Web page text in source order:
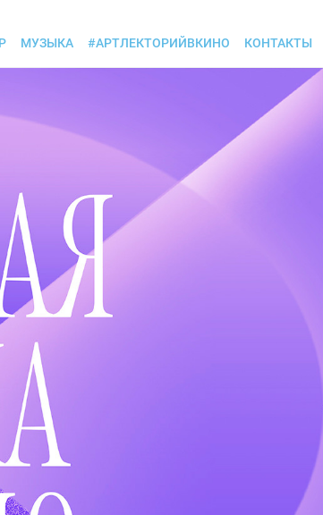
МУЗЫКА #АРТЛЕКТОРИЙВКИНО КОНТАКТЫ